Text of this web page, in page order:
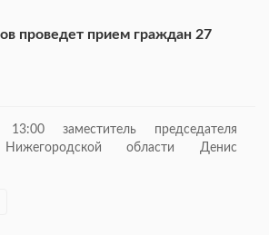
проведет прием граждан 27
заместитель председателя
Нижегородской области Денис